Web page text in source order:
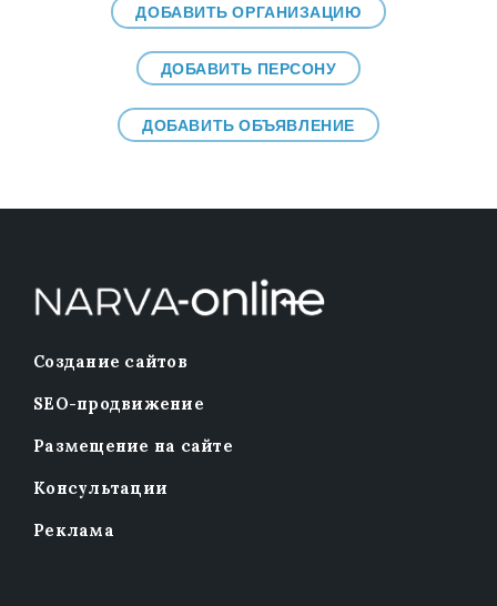
ДОБАВИТЬ ОРГАНИЗАЦИЮ
ДОБАВИТЬ ПЕРСОНУ
ДОБАВИТЬ ОБЪЯВЛЕНИЕ
Создание сайтов
SEO-продвижение
Размещение на сайте
Консультации
Реклама